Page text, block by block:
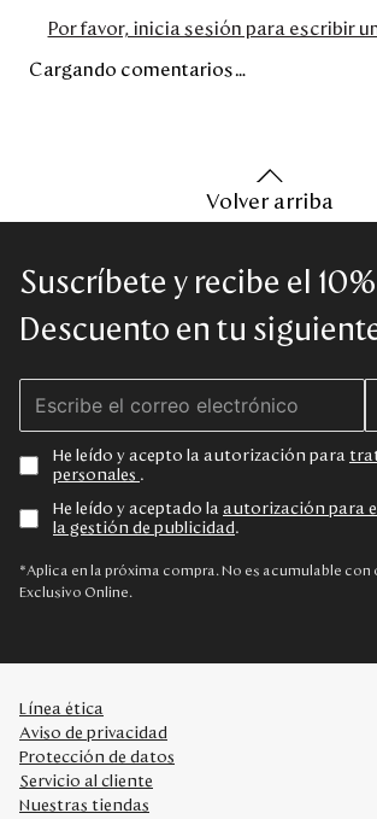
Por favor, inicia sesión para escribir
Cargando comentarios…
Volver arriba
Suscríbete y recibe el
Descuento en tu
He leído y acepto la autorización para
personales .
He leído y aceptado la autorización para
la gestión de publicidad .
*Aplica en la próxima compra. No es acumulable
Exclusivo Online.
Línea ética
Aviso de privacidad
Protección de datos
Servicio al cliente
Nuestras tiendas